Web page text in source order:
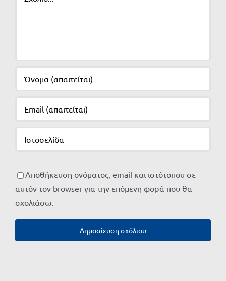
Αποθήκευση ονόματος, email και ιστότοπου σε
αυτόν τον browser για την επόμενη φορά που θα
σχολιάσω.